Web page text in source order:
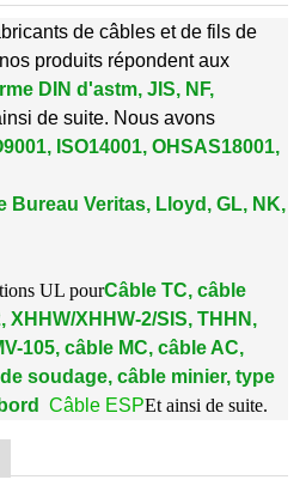
de câbles et de fils de
produits répondent aux
DIN d'astm, JIS, NF,
de suite. Nous avons
ISO14001, OHSAS18001,
Bureau Veritas, Lloyd, GL, NK,
UL pourCâble TC, câble
XHHW/XHHW-2/SIS, THHN,
105, câble MC, câble AC,
soudage, câble minier, type
Câble ESPEt ainsi de suite.